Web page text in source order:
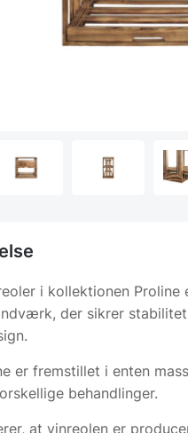
i kollektionen
der sikrer
er fremstillet i enten
behandlinger.
at vinreolen er